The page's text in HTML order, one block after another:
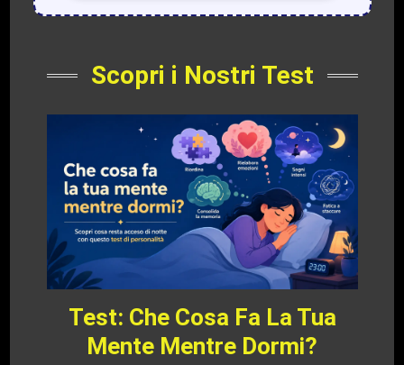
Scopri i Nostri Test
Test: Che Cosa Fa La Tua
Mente Mentre Dormi?